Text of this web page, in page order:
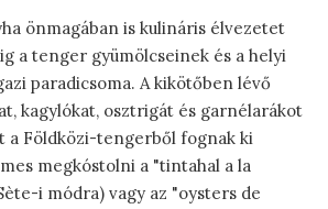
önmagában is kulináris élvezetet
a tenger gyümölcseinek és a helyi
paradicsoma. A kikötőben lévő
kagylókat, osztrigát és garnélarákot
a Földközi-tengerből fognak ki
megkóstolni a "tintahal a la
i módra) vagy az "oysters de